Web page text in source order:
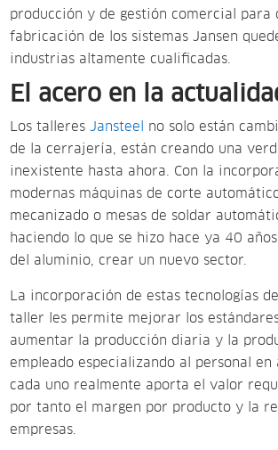
producción y de gestión comercial para
fabricación de los sistemas Jansen
industrias altamente cualificadas.
El acero en la
Los talleresJansteel
no solo están
de la cerrajería, están creando una
inexistente hasta ahora. Con la
modernas máquinas de corte
mecanizado o mesas de soldar
haciendo lo que se hizo hace ya 40
del aluminio, crear un nuevo sector.
La incorporación de estas tecnologías
taller les permite mejorar los
aumentar la producción diaria y la
empleado especializando al personal en
cada uno realmente aporta el valor
por tanto el margen por producto y la
empresas.